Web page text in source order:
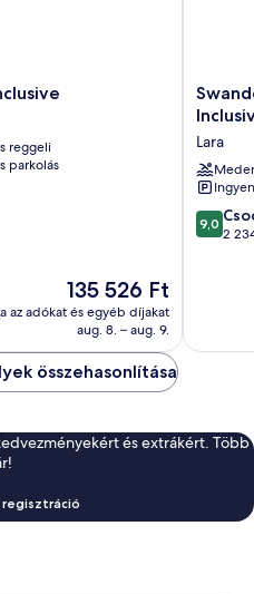
reggeli
parkolás
Az
ár
135 526 Ft
135 526 Ft
az adókat és egyéb díjakat
aug. 8. – aug. 9.
Hotels
Resort
Topkapi
Palace
-
All
Lara
9.0
9,0
2
összehasonlítása
és extrákért. Több